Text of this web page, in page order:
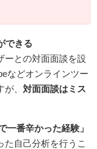
できる
ーとの対面面談を設
などオンラインツー
、 対面面談はミス
一番辛かった経験」
た自己分析を行うこ